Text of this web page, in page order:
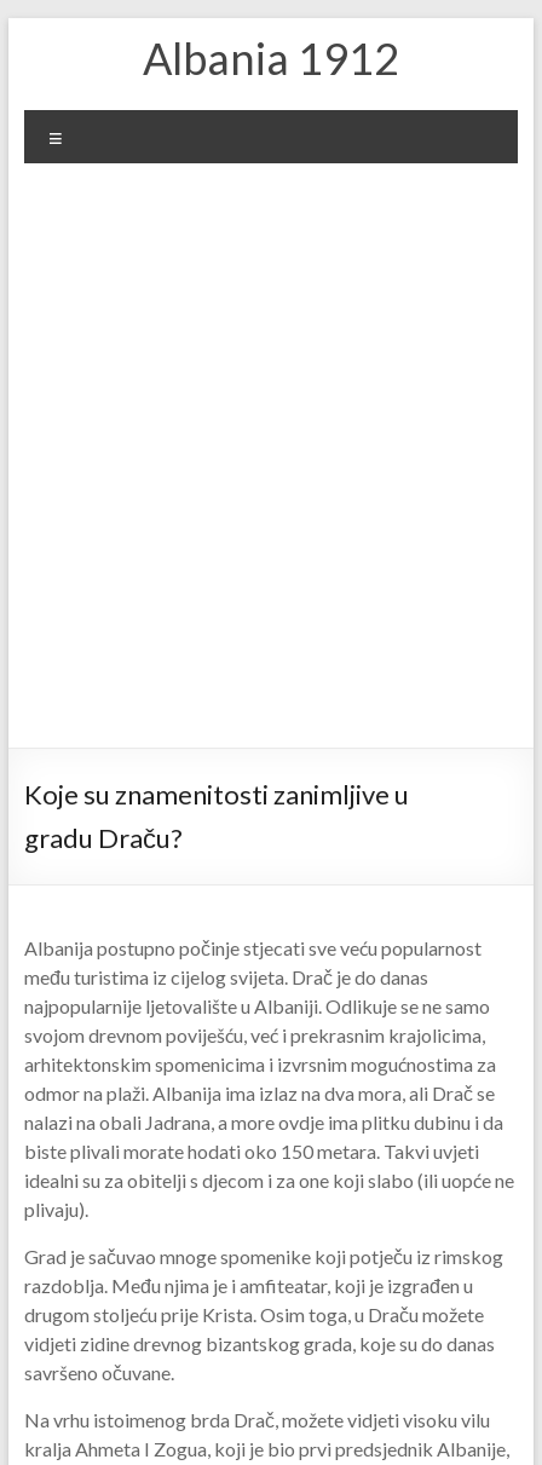
Albania 1912
Koje su znamenitosti zanimljive u
gradu Draču?
Albanija postupno počinje stjecati sve veću popularnost
među turistima iz cijelog svijeta. Drač je do danas
najpopularnije ljetovalište u Albaniji. Odlikuje se ne samo
svojom drevnom poviješću, već i prekrasnim krajolicima,
arhitektonskim spomenicima i izvrsnim mogućnostima za
odmor na plaži. Albanija ima izlaz na dva mora, ali Drač se
nalazi na obali Jadrana, a more ovdje ima plitku dubinu i da
biste plivali morate hodati oko 150 metara. Takvi uvjeti
idealni su za obitelji s djecom i za one koji slabo (ili uopće ne
plivaju).
Grad je sačuvao mnoge spomenike koji potječu iz rimskog
razdoblja. Među njima je i amfiteatar, koji je izgrađen u
drugom stoljeću prije Krista. Osim toga, u Draču možete
vidjeti zidine drevnog bizantskog grada, koje su do danas
savršeno očuvane.
Na vrhu istoimenog brda Drač, možete vidjeti visoku vilu
kralja Ahmeta I Zogua, koji je bio prvi predsjednik Albanije,